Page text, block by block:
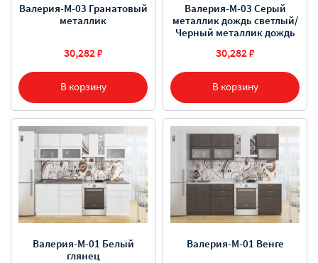
В корзину
Валерия-М-03 Гранатовый
металлик
30,282 ₽
В корзину
Валерия-М-03 Серый
металлик дождь светлый/
Черный металлик дождь
30,282 ₽
Валерия-М-01 Белый
глянец
Валерия-М-01 Венге